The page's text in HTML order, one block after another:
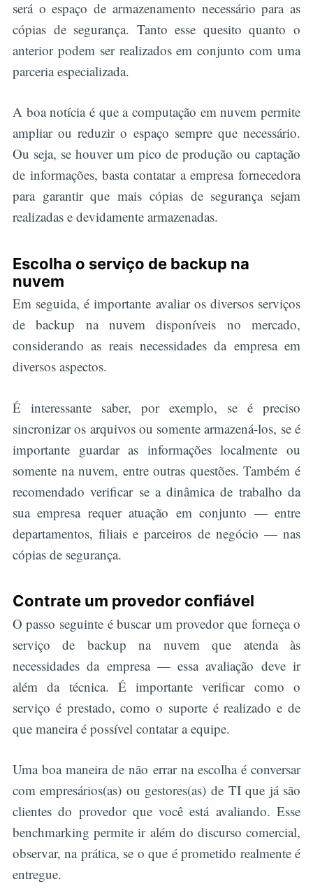
será o espaço de armazenamento necessário para as
cópias de segurança. Tanto esse quesito quanto o
anterior podem ser realizados em conjunto com uma
parceria especializada.
A boa notícia é que a computação em nuvem permite
ampliar ou reduzir o espaço sempre que necessário.
Ou seja, se houver um pico de produção ou captação
de informações, basta contatar a empresa fornecedora
para garantir que mais cópias de segurança sejam
realizadas e devidamente armazenadas.
Escolha o serviço de backup na
nuvem
Em seguida, é importante avaliar os diversos serviços
de backup na nuvem disponíveis no mercado,
considerando as reais necessidades da empresa em
diversos aspectos.
É interessante saber, por exemplo, se é preciso
sincronizar os arquivos ou somente armazená-los, se é
importante guardar as informações localmente ou
somente na nuvem, entre outras questões. Também é
recomendado verificar se a dinâmica de trabalho da
sua empresa requer atuação em conjunto — entre
departamentos, filiais e parceiros de negócio — nas
cópias de segurança.
Contrate um provedor confiável
O passo seguinte é buscar um provedor que forneça o
serviço de backup na nuvem que atenda às
necessidades da empresa — essa avaliação deve ir
além da técnica. É importante verificar como o
serviço é prestado, como o suporte é realizado e de
que maneira é possível contatar a equipe.
Uma boa maneira de não errar na escolha é conversar
com empresários(as) ou gestores(as) de TI que já são
clientes do provedor que você está avaliando. Esse
benchmarking permite ir além do discurso comercial,
observar, na prática, se o que é prometido realmente é
entregue.